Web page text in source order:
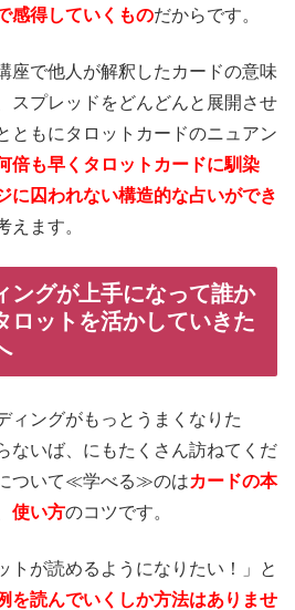
感得していくものだからです。
座で他人が解釈したカードの意味
スプレッドをどんどんと展開させ
ともにタロットカードのニュアン
倍も早くタロットカードに馴染
に囚われない構造的な占いができ
えます。
ングが上手になって誰か
ロットを活かしていきた
ィングがもっとうまくなりた
ないば、にもたくさん訪ねてくだ
ついて≪学べる≫のはカードの本
使い方のコツです。
トが読めるようになりたい！」と
を読んでいくしか方法はありませ